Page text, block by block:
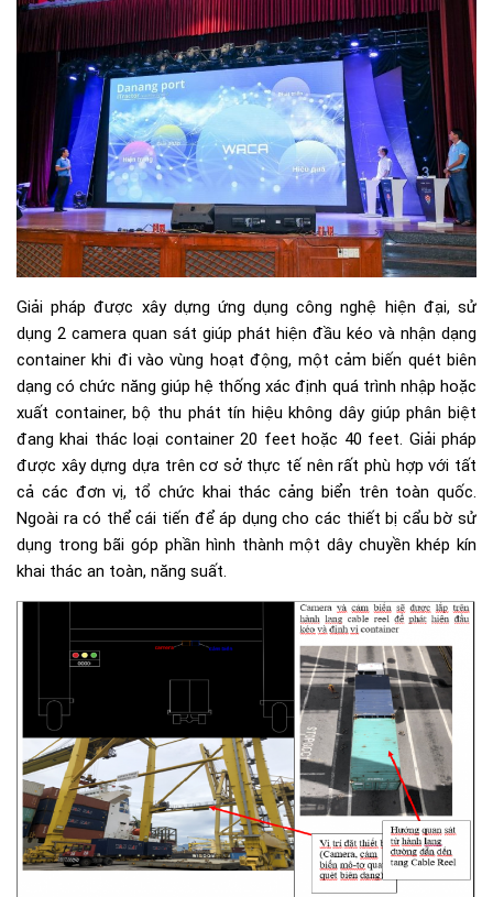
Giải pháp được xây dựng ứng dụng công nghệ hiện đại, sử
dụng 2 camera quan sát giúp phát hiện đầu kéo và nhận dạng
container khi đi vào vùng hoạt động, một cảm biến quét biên
dạng có chức năng giúp hệ thống xác định quá trình nhập hoặc
xuất container, bộ thu phát tín hiệu không dây giúp phân biệt
đang khai thác loại container 20 feet hoặc 40 feet. Giải pháp
được xây dựng dựa trên cơ sở thực tế nên rất phù hợp với tất
cả các đơn vị, tổ chức khai thác cảng biển trên toàn quốc.
Ngoài ra có thể cái tiến để áp dụng cho các thiết bị cẩu bờ sử
dụng trong bãi góp phần hình thành một dây chuyền khép kín
khai thác an toàn, năng suất.